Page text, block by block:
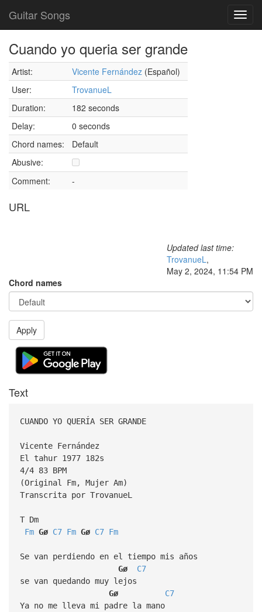
Guitar Songs
Cuando yo queria ser grande
Artist: Vicente Fernández (Español)
User:
TrovanueL
Duration:
182 seconds
Delay:
0 seconds
Chord names:
Default
Abusive:
Comment:
-
URL
Updated last time:
TrovanueL,
May 2, 2024, 11:54 PM
Chord names
Apply
Text
CUANDO YO QUERÍA SER GRANDE
Vicente Fernández
El tahur 1977 182s
4/4 83 BPM
(Original Fm, Mujer Am)
Transcrita por TrovanueL
T Dm
Fm Gø C7 Fm Gø C7 Fm
Se van perdiendo en el tiempo mis años
Gø
C7
se van quedando muy lejos
Gø
C7
Ya no me lleva mi padre la mano